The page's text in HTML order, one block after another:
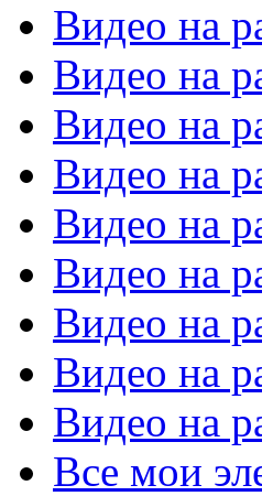
Видео на
Видео на
Видео на
Видео на
Видео на
Видео на
Видео на
Видео на
Видео на
Все мои